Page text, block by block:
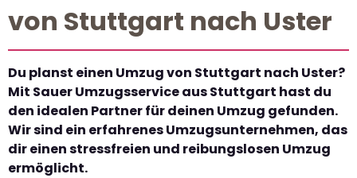
von Stuttgart nach Uster
Du planst einen Umzug von Stuttgart nach Uster?
Mit Sauer Umzugsservice aus Stuttgart hast du
den idealen Partner für deinen Umzug gefunden.
Wir sind ein erfahrenes Umzugsunternehmen, das
dir einen stressfreien und reibungslosen Umzug
ermöglicht.